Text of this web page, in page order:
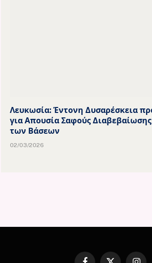
Λευκωσία: Έντονη Δυσαρέσκεια
για Απουσία Σαφούς
των Βάσεων
02/03/2026